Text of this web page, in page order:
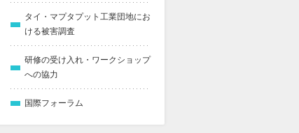
タイ・マプタプット工業団地にお
ける被害調査
研修の受け入れ・ワークショップ
への協力
国際フォーラム